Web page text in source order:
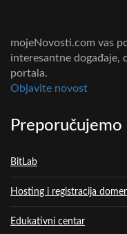
mojeNovosti.com vas
interesantne događaje,
portala.
Objavite novost
Preporučujemo
BitLab
Hosting i registracija
Edukativni centar